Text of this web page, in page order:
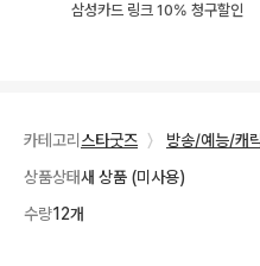
삼성카드 링크 10% 청구할인
카테고리 스타굿즈 〉 방송/예능/캐
상품상태새 상품 (미사용)
수량12개